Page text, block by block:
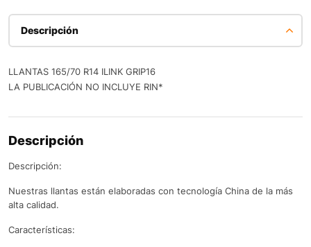
Descripción
LLANTAS 165/70 R14 ILINK GRIP16
LA PUBLICACIÓN NO INCLUYE RIN*
Descripción
Descripción:
Nuestras llantas están elaboradas con tecnología China de la más
alta calidad.
Características: